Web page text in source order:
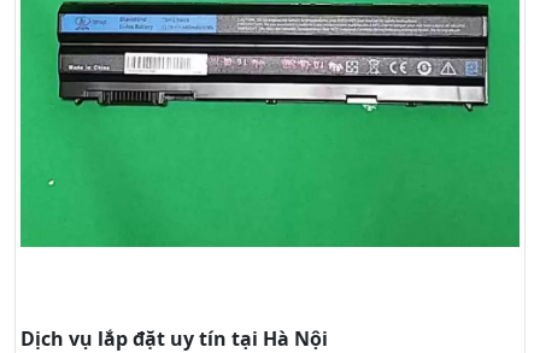
Dịch vụ lắp đặt uy tín tại Hà Nội